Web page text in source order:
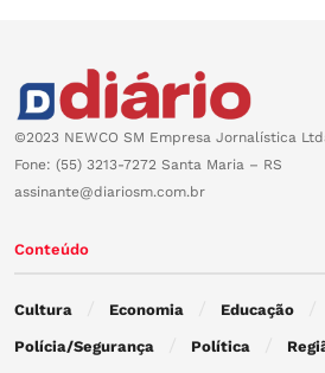
©2023 NEWCO SM Empresa Jornalística
Fone: (55) 3213-7272 Santa Maria – RS
assinante@diariosm.com.br
Conteúdo
Cultura Economia Educação
Polícia/Segurança Política